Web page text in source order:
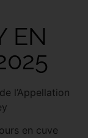
EN
l’Appellation
en cuve